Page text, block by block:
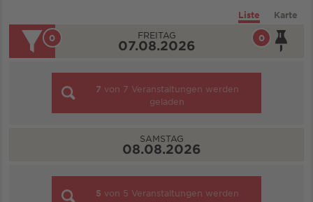
Liste Karte
0
0 FREITAG
07.08.2026
7 von 7 Veranstaltungen werden
geladen
SAMSTAG
08.08.2026
5 von 5 Veranstaltungen werden